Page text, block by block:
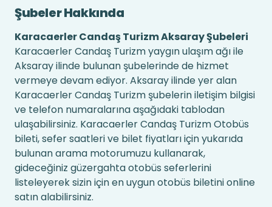
Şubeler Hakkında
Karacaerler Candaş Turizm Aksaray Şubeleri
Karacaerler Candaş Turizm yaygın ulaşım ağı ile
Aksaray ilinde bulunan şubelerinde de hizmet
vermeye devam ediyor. Aksaray ilinde yer alan
Karacaerler Candaş Turizm şubelerin iletişim bilgisi
ve telefon numaralarına aşağıdaki tablodan
ulaşabilirsiniz. Karacaerler Candaş Turizm Otobüs
bileti, sefer saatleri ve bilet fiyatları için yukarıda
bulunan arama motorumuzu kullanarak,
gideceğiniz güzergahta otobüs seferlerini
listeleyerek sizin için en uygun otobüs biletini online
satın alabilirsiniz.